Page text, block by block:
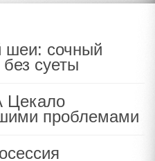
шеи: сочный
суеты
проблемами